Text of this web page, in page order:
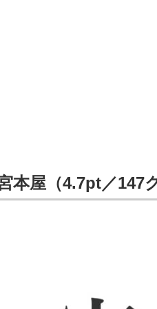
本屋（4.7pt／147